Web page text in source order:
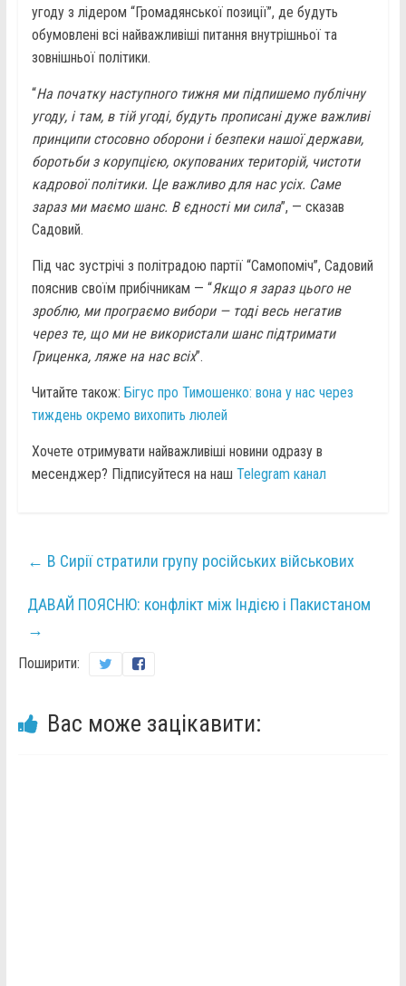
угоду з лідером “Громадянської позиції”, де будуть
обумовлені всі найважливіші питання внутрішньої та
зовнішньої політики.
“На початку наступного тижня ми підпишемо публічну
угоду, і там, в тій угоді, будуть прописані дуже важливі
принципи стосовно оборони і безпеки нашої держави,
боротьби з корупцією, окупованих територій, чистоти
кадрової політики. Це важливо для нас усіх. Саме
зараз ми маємо шанс. В єдності ми сила”, — сказав
Садовий.
Під час зустрічі з політрадою партії “Самопоміч”, Садовий
пояснив своїм прибічникам — “Якщо я зараз цього не
зроблю, ми програємо вибори — тоді весь негатив
через те, що ми не використали шанс підтримати
Гриценка, ляже на нас всіх”.
Читайте також: Бігус про Тимошенко: вона у нас через
тиждень окремо вихопить люлей
Хочете отримувати найважливіші новини одразу в
месенджер? Підписуйтеся на наш Telegram канал
← В Сирії стратили групу російських військових
ДАВАЙ ПОЯСНЮ: конфлікт між Індією і Пакистаном
→
Поширити:
Вас може зацікавити: